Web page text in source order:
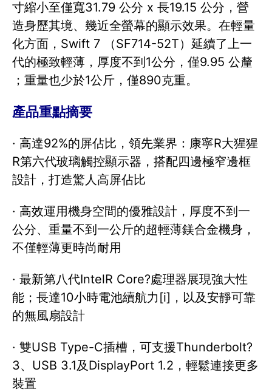
寸縮小至僅寬31.79 公分 x 長19.15 公分，營
造身歷其境、幾近全螢幕的顯示效果。在輕量
化方面，Swift 7 （SF714-52T）延續了上一
代的極致輕薄，厚度不到1公分，僅9.95 公釐
；重量也少於1公斤，僅890克重。
產品重點摘要
· 高達92%的屏佔比，領先業界：康寧R大猩猩
R第六代玻璃觸控顯示器，搭配四邊極窄邊框
設計，打造驚人高屏佔比
· 高效運用機身空間的優雅設計，厚度不到一
公分、重量不到一公斤的超輕薄鎂合金機身，
不僅輕薄更時尚耐用
· 最新第八代IntelR Core?處理器展現強大性
能；長達10小時電池續航力[i]，以及安靜可靠
的無風扇設計
· 雙USB Type-C插槽，可支援Thunderbolt?
3、USB 3.1及DisplayPort 1.2，輕鬆連接更多
裝置